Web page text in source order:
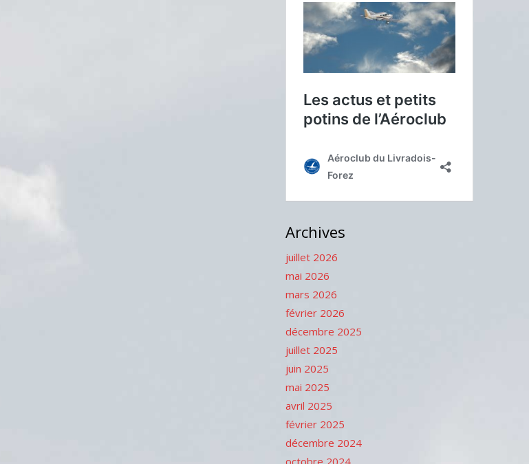
Archives
juillet 2026
mai 2026
mars 2026
février 2026
décembre 2025
juillet 2025
juin 2025
mai 2025
avril 2025
février 2025
décembre 2024
octobre 2024